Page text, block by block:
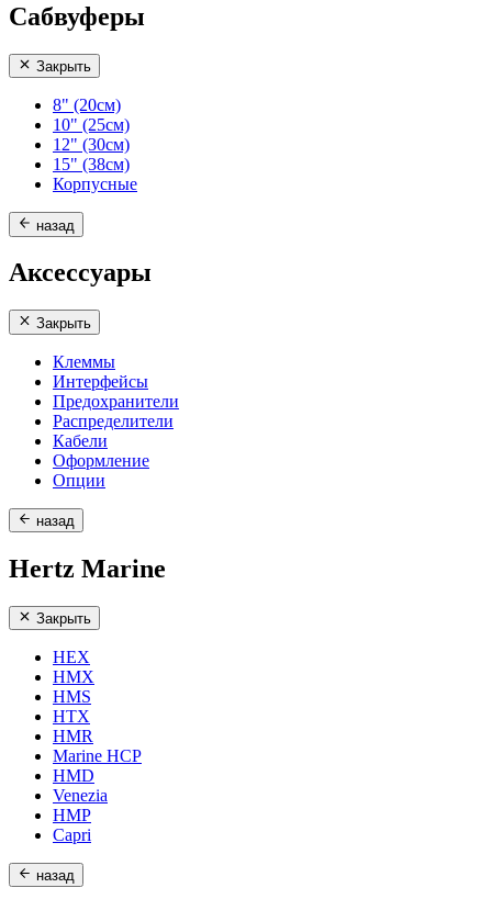
Сабвуферы
Закрыть
8" (20см)
10" (25см)
12" (30см)
15" (38см)
Корпусные
назад
Аксессуары
Закрыть
Клеммы
Интерфейсы
Предохранители
Распределители
Кабели
Оформление
Опции
назад
Hertz Marine
Закрыть
HEX
HMX
HMS
HTX
HMR
Marine HCP
HMD
Venezia
HMP
Capri
назад